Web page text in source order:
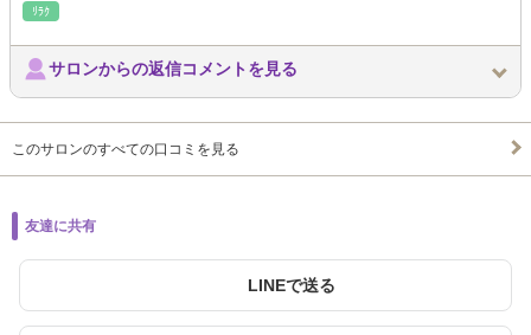
ﾘﾗｸ
サロンからの返信コメントを見る
このサロンのすべての口コミを見る
友達に共有
LINEで送る